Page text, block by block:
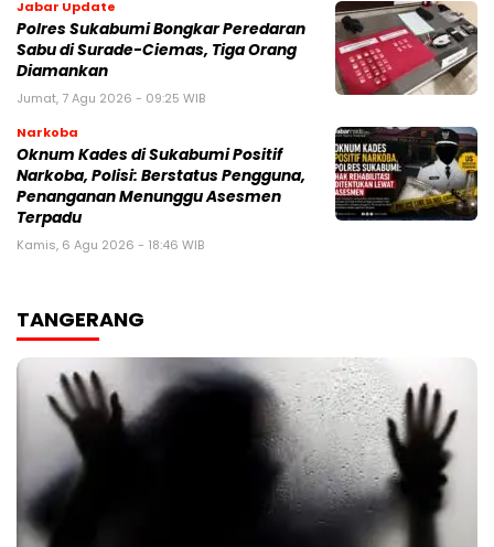
Jabar Update
Polres Sukabumi Bongkar Peredaran
Sabu di Surade-Ciemas, Tiga Orang
Diamankan
Jumat, 7 Agu 2026 - 09:25 WIB
Narkoba
Oknum Kades di Sukabumi Positif
Narkoba, Polisi: Berstatus Pengguna,
Penanganan Menunggu Asesmen
Terpadu
Kamis, 6 Agu 2026 - 18:46 WIB
TANGERANG